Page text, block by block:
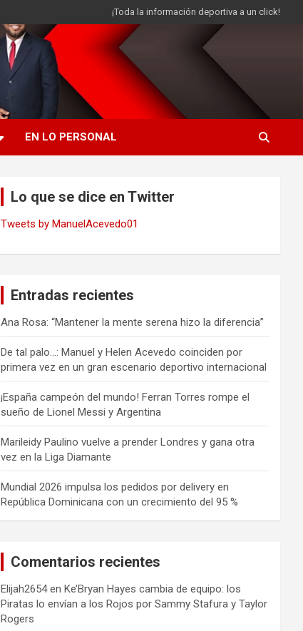
¡Toda la información deportiva a un click!
EN LO PERSONAL
Lo que se dice en Twitter
Tweets by ManuelAcevedo01
Entradas recientes
Ana Rosa: “Mantener la mente serena hizo la diferencia”
De tal palo…: Manuel y Helen Acevedo coinciden por
primera vez en un gran escenario deportivo internacional
¡España campeón del mundo! Ferran Torres rompe el
sueño de Lionel Messi y Argentina
Marileidy Paulino vuelve a prender Londres y gana otra
vez en la Liga Diamante
Mundial 2026 impulsa los pedidos por delivery en
República Dominicana con un crecimiento del 95 %
Comentarios recientes
Elijah2654enKe’Bryan Hayes cambia de equipo: los
Piratas lo envían a los Rojos por Sammy Stafura y Taylor
Rogers